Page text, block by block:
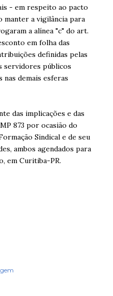
- em respeito ao pacto
a vigilância para
a alínea "c" do art.
em folha das
definidas pelas
servidores públicos
nas demais esferas
das implicações e das
873 por ocasião do
Sindical e de seu
ambos agendados para
em Curitiba-PR.